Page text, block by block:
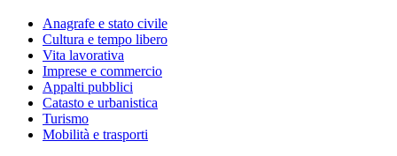
Anagrafe e stato civile
Cultura e tempo libero
Vita lavorativa
Imprese e commercio
Appalti pubblici
Catasto e urbanistica
Turismo
Mobilità e trasporti